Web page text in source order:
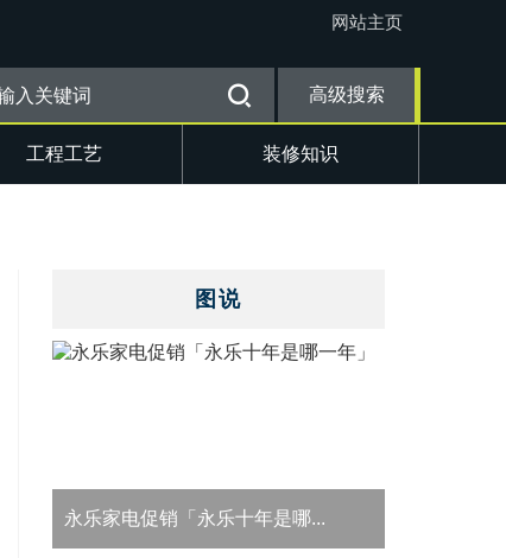
网站主页
高级搜索
工程工艺 装修知识
图说
永乐家电促销「永乐十年是哪...